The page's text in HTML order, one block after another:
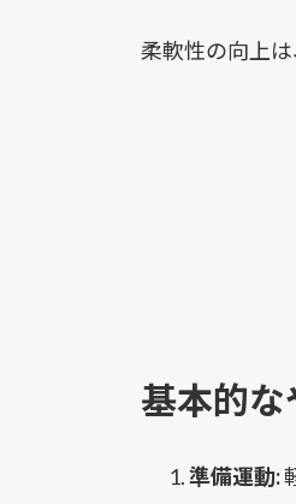
柔軟性の向上
基本的な
準備運動: